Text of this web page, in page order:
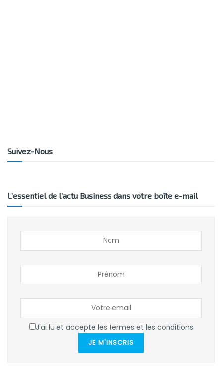
Suivez-Nous
L’essentiel de l’actu Business dans votre boîte e-mail
J'ai lu et accepte les termes et les conditions
JE M'INSCRIS